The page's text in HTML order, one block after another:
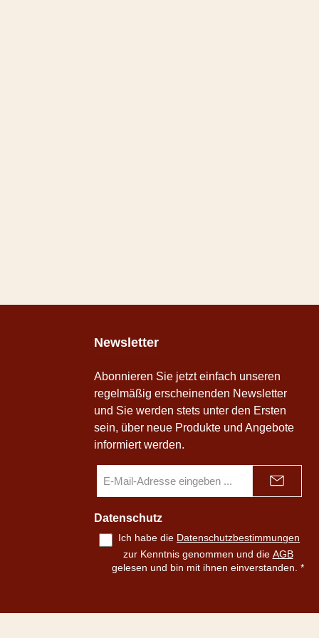
Newsletter
Abonnieren Sie jetzt einfach unseren
regelmäßig erscheinenden Newsletter
und Sie werden stets unter den Ersten
sein, über neue Produkte und Angebote
informiert werden.
Mail-
*
Datenschutz
Ich habe die Datenschutzbestimmungen
zur Kenntnis genommen und die AGB
gelesen und bin mit ihnen einverstanden. *